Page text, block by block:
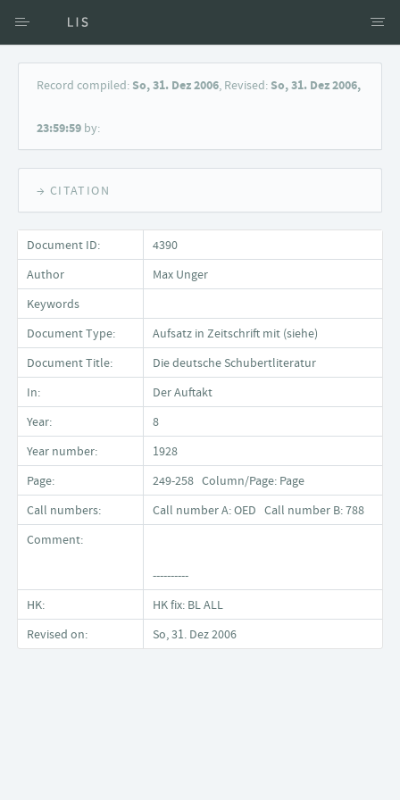
Access via Author
Keyword Search
Record compiled:So, 31. Dez 2006, Revised:So, 31. Dez 2006,
23:59:59 by:
→ CITATION
Document ID:
4390
Author
Max Unger
Keywords
Document Type:
Aufsatz in Zeitschrift mit (siehe)
Document Title:
Die deutsche Schubertliteratur
In:
Der Auftakt
Year:
8
Year number:
1928
Page:
249-258 Column/Page: Page
Call numbers:
Call number A: OED Call number B: 788
Comment:
----------
HK:
HK fix: BL ALL
Revised on:
So, 31. Dez 2006